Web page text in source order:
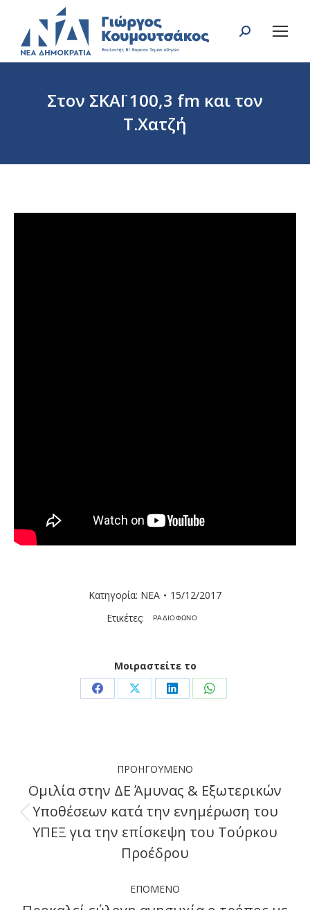
Search:
Στον ΣΚΑΪ 100,3 fm και τον
Τ.Χατζή
Κατηγορία: ΝΕΑ
15/12/2017
Ετικέτες:
ΡΑΔΙΟΦΩΝΟ
Μοιραστείτε το
Share Share Share Share
navigation
ΠΡΟΗΓΟΎΜΕΝΟ
Previous
post:
Ομιλία στην ΔΕ Άμυνας & Εξωτερικών
Υποθέσεων κατά την ενημέρωση του
ΥΠΕΞ για την επίσκεψη του Τούρκου
Προέδρου
ΕΠΌΜΕΝΟ